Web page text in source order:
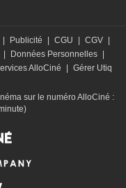
| Publicité | CGU | CGV |
| Données Personnelles |
AlloCiné | Gérer Utiq
sur le numéro AlloCiné :